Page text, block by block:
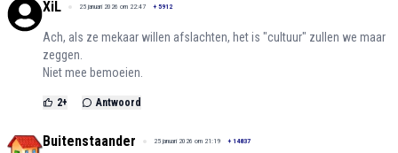
XiL 25 januari 2026 om 22:47 + 5912
Ach, als ze mekaar willen afslachten, het is "cultuur" zullen we maar
zeggen.
Niet mee bemoeien.
2+ Antwoord
Buitenstaander 25 januari 2026 om 21:19 + 14837